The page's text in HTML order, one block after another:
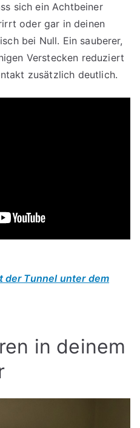
sich ein Achtbeiner
oder gar in deinen
bei Null. Ein sauberer,
Verstecken reduziert
zusätzlich deutlich.
der Tunnel unter dem
in deinem